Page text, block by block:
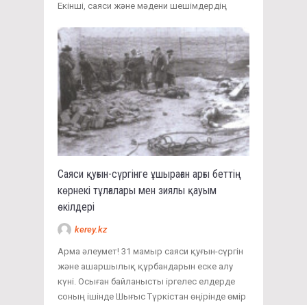
Екінші, саяси және мәдени шешімдердің
Саяси қуғын-сүргінге ұшыраған арғы беттің
көрнекі тұлғалары мен зиялы қауым
өкілдері
kerey.kz
Арма әлеумет! 31 мамыр саяси қуғын-сүргін
және ашаршылық құрбандарын еске алу
күні. Осыған байланысты іргелес елдерде
соның ішінде Шығыс Түркістан өңірінде өмір